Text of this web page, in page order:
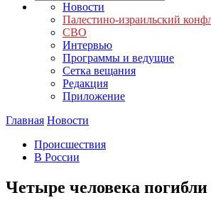
Новости
Палестино-израильский
СВО
Интервью
Программы и ведущие
Сетка вещания
Редакция
Приложение
Главная Новости
Происшествия
В России
Четыре человека